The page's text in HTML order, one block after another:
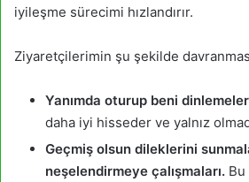
iyileşme sürecimi hızlandırır.
Ziyaretçilerimin şu şekilde
Yanımda oturup beni
daha iyi hisseder ve yalnız
Geçmiş olsun dileklerini
neşelendirmeye çalışmaları.